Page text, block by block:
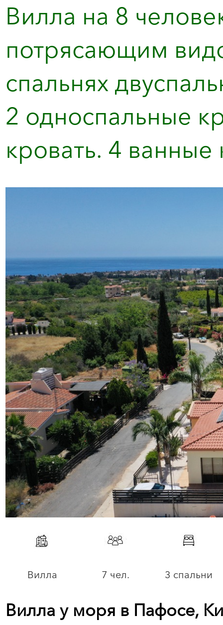
Вилла на 8
потрясающим
спальнях
2 односпальные
кровать. 4 ванные
Вилла 7 чел. 3 спальни
Вилла у моря в Пафосе,